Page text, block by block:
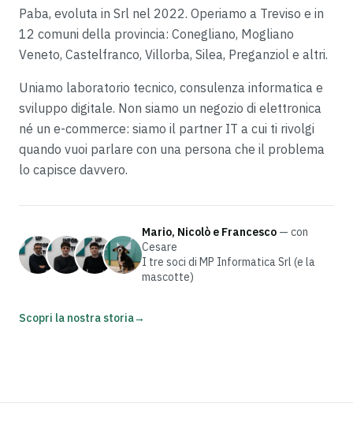
Paba, evoluta in Srl nel 2022. Operiamo a Treviso e in
12 comuni della provincia: Conegliano, Mogliano
Veneto, Castelfranco, Villorba, Silea, Preganziol e altri.
Uniamo laboratorio tecnico, consulenza informatica e
sviluppo digitale. Non siamo un negozio di elettronica
né un e-commerce: siamo il partner IT a cui ti rivolgi
quando vuoi parlare con una persona che il problema
lo capisce davvero.
Mario, Nicolò e Francesco — con
Cesare
I tre soci di MP Informatica Srl (e la
mascotte)
Scopri la nostra storia→